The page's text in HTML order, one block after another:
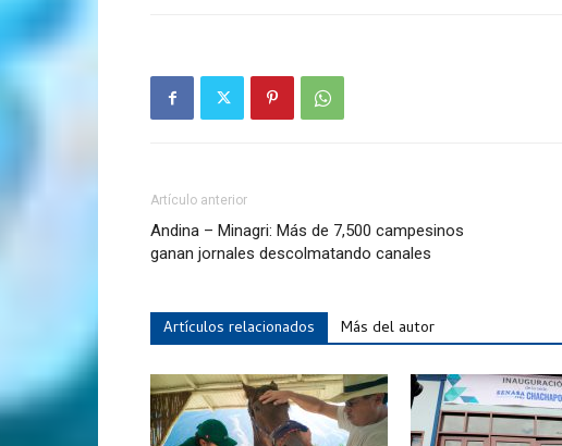
Artículo anterior
Andina – Minagri: Más de 7,500 campesinos
ganan jornales descolmatando canales
Artículos relacionados Más del autor